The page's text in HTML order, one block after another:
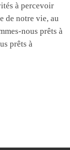
à percevoir
de notre vie, au
nous prêts à
prêts à